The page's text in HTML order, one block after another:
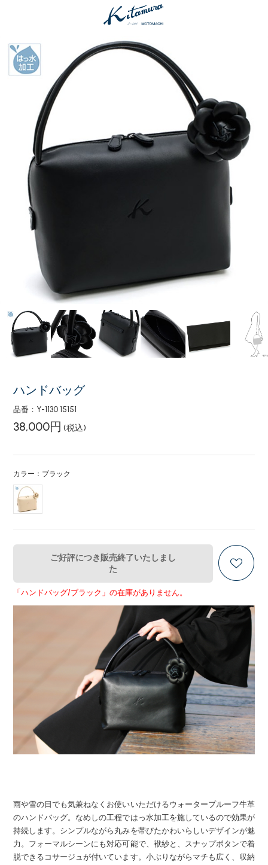
ハンドバッグ
品番：Y-1130 15151
38,000円 (税込)
カラー：ブラック
ご好評につき販売終了いたしまし
た
「ハンドバッグ/ブラック」の在庫がありません。
雨や雪の日でも気兼ねなくお使いいただけるウォータープルーフ牛革
のハンドバッグ。なめしの工程ではっ水加工を施しているので効果が
持続します。シンプルながら丸みを帯びたかわいらしいデザインが魅
力。フォーマルシーンにも対応可能で、袱紗と、スナップボタンで着
脱できるコサージュが付いています。小ぶりながらマチも広く、収納